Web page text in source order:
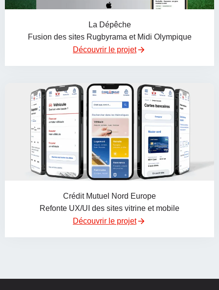
La Dépêche
Fusion des sites Rugbyrama et Midi Olympique
Découvrir le projet
Crédit Mutuel Nord Europe
Refonte UX/UI des sites vitrine et mobile
Découvrir le projet